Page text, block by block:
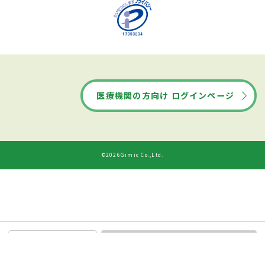
医療機関の方向け ログインページ
©2026Gimic Co.,Ltd.